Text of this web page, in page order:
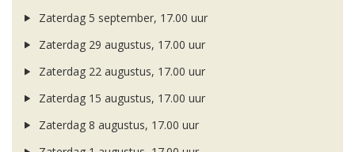
Zaterdag 5 september, 17.00 uur
Zaterdag 29 augustus, 17.00 uur
Zaterdag 22 augustus, 17.00 uur
Zaterdag 15 augustus, 17.00 uur
Zaterdag 8 augustus, 17.00 uur